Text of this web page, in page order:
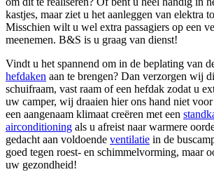
kastjes, maar ziet u het aanleggen van elektra
Misschien wilt u wel extra passagiers op een
meenemen. B&S is u graag van dienst!
Vindt u het spannend om in de beplating van
hefdaken aan te brengen? Dan verzorgen wij
schuifraam, vast raam of een hefdak zodat u
uw camper, wij draaien hier ons hand niet
een aangenaam klimaat creëren met een
airconditioning als u afreist naar warmere
gedacht aan voldoende ventilatie in de
goed tegen roest- en schimmelvorming, maar
uw gezondheid!